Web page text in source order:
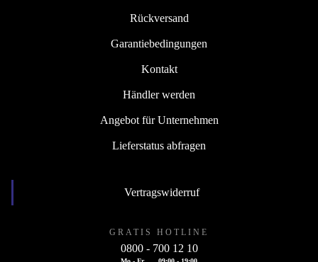
Rückversand
Garantiebedingungen
Kontakt
Händler werden
Angebot für Unternehmen
Lieferstatus abfragen
Vertragswiderruf
GRATIS HOTLINE
0800 - 700 12 10